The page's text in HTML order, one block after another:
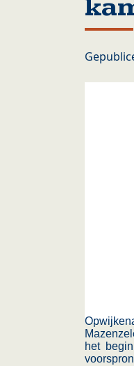
het